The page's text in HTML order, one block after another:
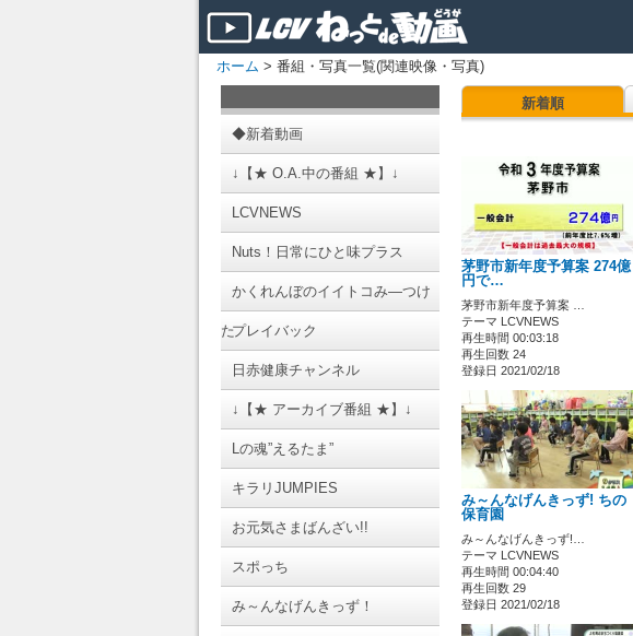
ホーム > 番組・写真一覧(関連映像・写真)
◆新着動画
↓【★ O.A.中の番組 ★】↓
LCVNEWS
Nuts！日常にひと味プラス
かくれんぼのイイトコみ―つけ
たプレイバック
日赤健康チャンネル
↓【★ アーカイブ番組 ★】↓
Lの魂”えるたま”
キラリJUMPIES
お元気さまばんざい!!
スポっち
み～んなげんきっず！
新着順
茅野市新年度予算案 274億
円で…
茅野市新年度予算案 …
テーマ LCVNEWS
再生時間 00:03:18
再生回数 24
登録日 2021/02/18
み～んなげんきっず! ちの
保育園
み～んなげんきっず!…
テーマ LCVNEWS
再生時間 00:04:40
再生回数 29
登録日 2021/02/18